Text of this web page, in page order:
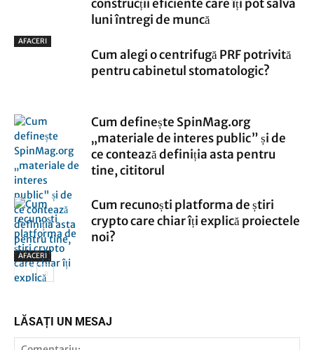
construcții eficiente care îți pot salva
luni întregi de muncă
AFACERI
Cum alegi o centrifugă PRF potrivită
pentru cabinetul stomatologic?
AFACERI
Cum definește SpinMag.org
„materiale de interes public” și de
ce contează definiția asta pentru
tine, cititorul
Cum recunoști platforma de știri
crypto care chiar îți explică proiectele
noi?
LĂSAȚI UN MESAJ